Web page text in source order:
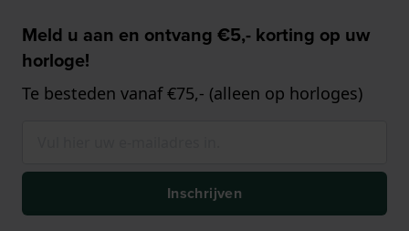
Meld u aan en ontvang €5,- korting op uw
horloge!
Te besteden vanaf €75,- (alleen op horloges)
Inschrijven